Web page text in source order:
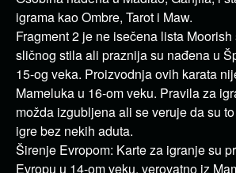
igrama kao Ombre, Tarot i Maw.
Fragment 2 je ne isečena lista
sličnog stila ali praznija su nađena u
15-og veka. Proizvodnja ovih karata
Mameluka u 16-om veku. Pravila za
možda izgubljena ali se veruje da su
igre bez nekih aduta.
Širenje Evropom: Karte za igranje su
Evropu u 14-om veku, verovatno iz